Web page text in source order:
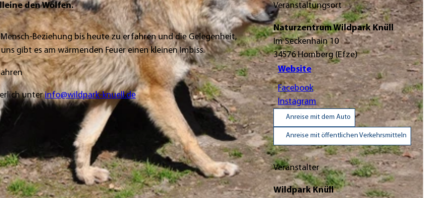
den Wölfen.
Beziehung bis heute zu erfahren und die Gelegenheit,
gibt es am wärmenden Feuer einen kleinen Imbiss.
unterinfo@wildpark-knuell.de
Veranstaltungsort
Naturzentrum Wildpark Knüll
Im Seckenhain 10
34576Homberg (Efze)
Website
Facebook
Instagram
Anreise mit dem Auto
Anreise mit öffentlichen Verkehrsmitteln
Veranstalter
Wildpark Knüll